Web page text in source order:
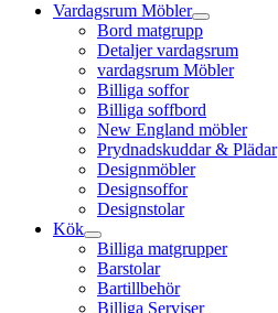
Vardagsrum Möbler
Bord matgrupp
Detaljer vardagsrum
vardagsrum Möbler
Billiga soffor
Billiga soffbord
New England möbler
Prydnadskuddar & Plädar
Designmöbler
Designsoffor
Designstolar
Kök
Billiga matgrupper
Barstolar
Bartillbehör
Billiga Serviser